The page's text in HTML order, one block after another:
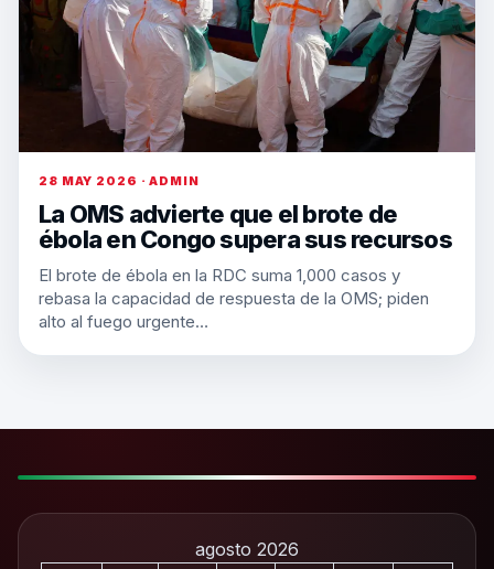
28 MAY 2026 · ADMIN
La OMS advierte que el brote de
ébola en Congo supera sus recursos
El brote de ébola en la RDC suma 1,000 casos y
rebasa la capacidad de respuesta de la OMS; piden
alto al fuego urgente…
agosto 2026